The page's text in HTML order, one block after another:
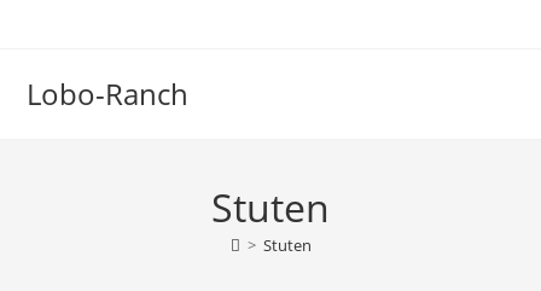
Lobo-Ranch
Stuten
> Stuten